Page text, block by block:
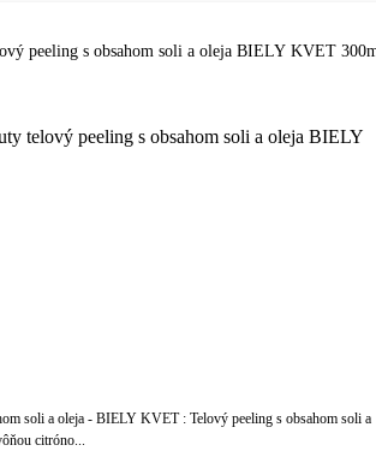
peeling s obsahom soli a oleja BIELY KVET
soli a oleja - BIELY KVET : Telový peeling s obsahom soli a
citróno...